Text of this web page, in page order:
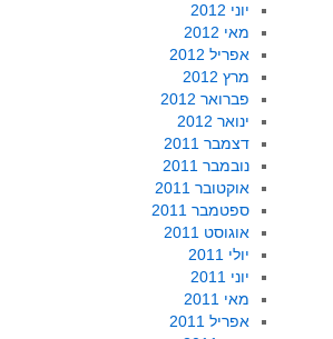
יוני 2012
מאי 2012
אפריל 2012
מרץ 2012
פברואר 2012
ינואר 2012
דצמבר 2011
נובמבר 2011
אוקטובר 2011
ספטמבר 2011
אוגוסט 2011
יולי 2011
יוני 2011
מאי 2011
אפריל 2011